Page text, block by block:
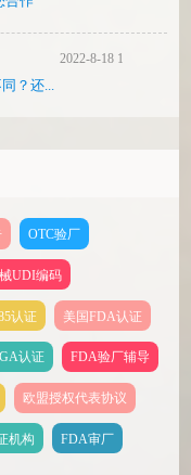
2022-8-18 17:47
？还...
OTC验厂
UDI编码
认证 美国FDA认证
认证 FDA验厂辅导
欧盟授权代表协议
机构 FDA审厂